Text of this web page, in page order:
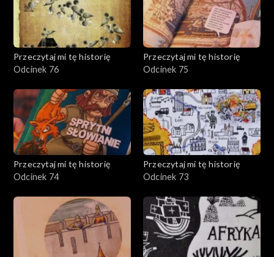
Przeczytaj mi tę historię
Odcinek 76
Przeczytaj mi tę historię
Odcinek 75
Przeczytaj mi tę historię
Odcinek 74
Przeczytaj mi tę historię
Odcinek 73